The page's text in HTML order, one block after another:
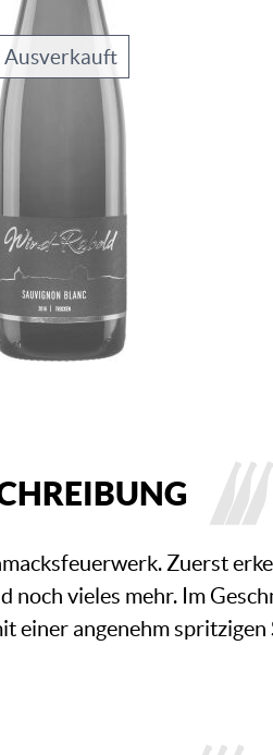
Ausverkauft
Zuerst
vieles mehr. Im
einer angenehm